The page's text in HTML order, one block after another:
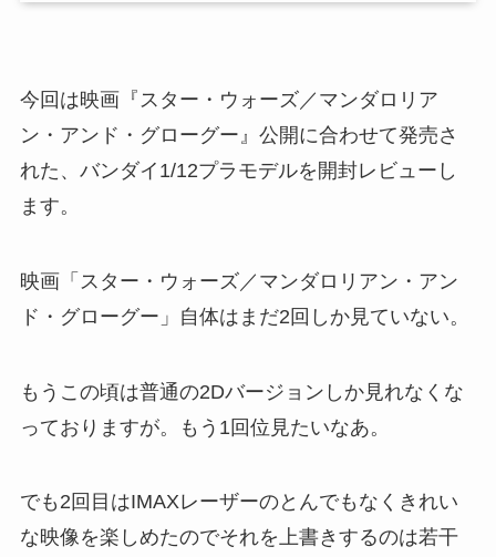
今回は映画『スター・ウォーズ／マンダロリア
ン・アンド・グローグー』公開に合わせて発売さ
れた、バンダイ1/12プラモデルを開封レビューし
ます。
映画「スター・ウォーズ／マンダロリアン・アン
ド・グローグー」自体はまだ2回しか見ていない。
もうこの頃は普通の2Dバージョンしか見れなくな
っておりますが。もう1回位見たいなあ。
でも2回目はIMAXレーザーのとんでもなくきれい
な映像を楽しめたのでそれを上書きするのは若干